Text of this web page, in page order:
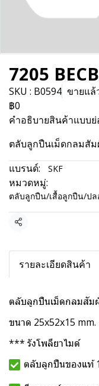
7205
SKU : B0594 ขายแล้
฿0
คำอธิบายสินค้าแบบย่
ตลับลูกปืนเม็ดกลมสัม
แบรนด์:
SKF
หมวดหมู่:
ตลับลูกปืน/เสื้อลูกปืน/ป
แชร์
รายละเอียดสินค้า
ตลับลูกปืนเม็ดกลมสัมผั
ขนาด 25x52x15 mm.
*** รังโพลียาไมด์
ตลับลูกปืนของแท้